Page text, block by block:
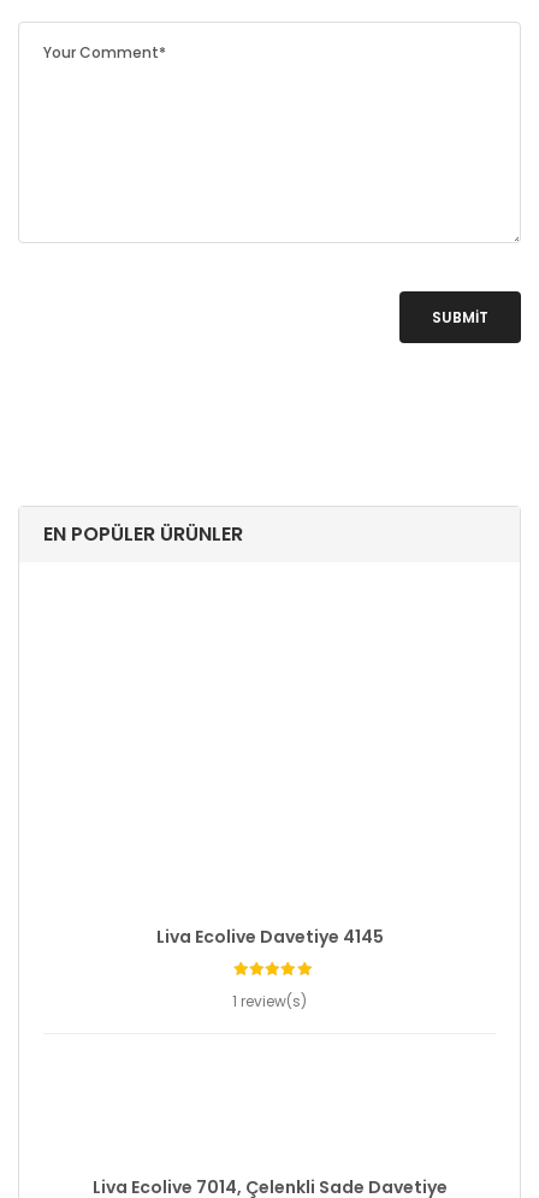
SUBMIT
EN POPÜLER ÜRÜNLER
Liva Ecolive Davetiye 4145
1 review(s)
Liva Ecolive 7014, Çelenkli Sade Davetiye